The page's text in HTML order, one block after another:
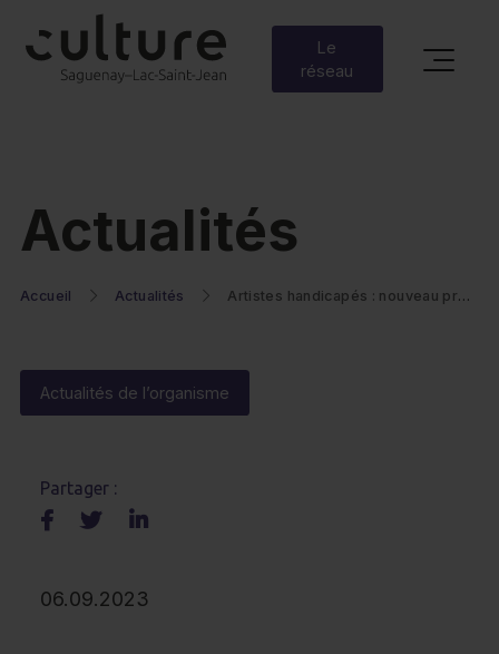
Le
réseau
Actualités
Accueil Actualités Artistes handicapés : nouveau programme d’aide à la présentation d’une demande | CALQ
Actualités de l’organisme
Partager :
06.09.2023